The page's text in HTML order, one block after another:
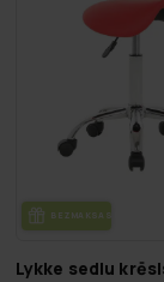
BEZ­MAK­SAS PIE­GĀ­DE
Lykke sedlu